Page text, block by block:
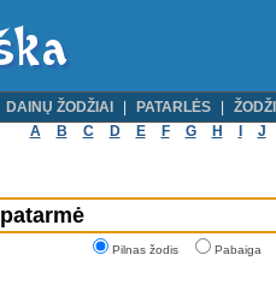
DAINŲ ŽODŽIAI PATARLĖS
A
B C D E F G H J
Pilnas žodis Pabaiga